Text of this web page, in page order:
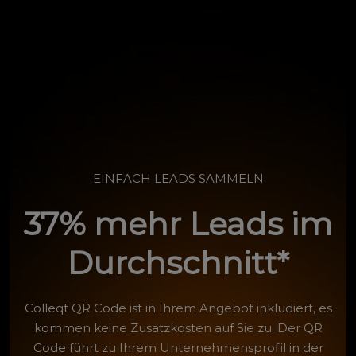
EINFACH LEADS SAMMELN
37% mehr Leads im
Durchschnitt*
Colleqt QR Code ist in Ihrem Angebot inkludiert, es
kommen keine Zusatzkosten auf Sie zu. Der QR
Code führt zu Ihrem Unternehmensprofil in der